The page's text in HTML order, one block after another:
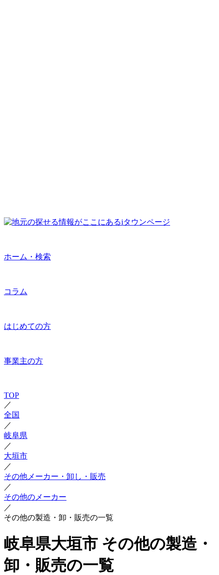
ホーム・検索
コラム
はじめての方
事業主の方
TOP
／
全国
／
岐阜県
／
大垣市
／
その他メーカー・卸し・販売
／
その他のメーカー
／
その他の製造・卸・販売の一覧
岐阜県大垣市 その他の製造・
卸・販売の一覧